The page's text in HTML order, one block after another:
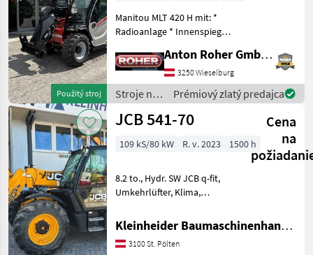
Použitý stroj
Manitou MLT 420 H mit: *
Radioanlage * Innenspiegel
Zusätzliche
Hydraulikfunktion * LED
Arbeitsscheinwerfer *
Kabine mit Klimaanlage
Anton Roher GmbH (ACA Center Roher)
3250 Wieselburg
Stroje na
stavbu /
Manitou
Prémiový zlatý predajca
JCB 541-70
Cena
na
109 kS/80 kW R. v. 2023 1500 h
8.2 to., Hydr. SW JCB q-fit,
Umkehrlüfter, Klima,
Tele und 3. Kreis, 80l/min
Zusatzhydraulik
Zahnradpumpe, 1, 2 m3
Kleinheider Baumaschinenhandel GmbH.
3100 St. Pölten